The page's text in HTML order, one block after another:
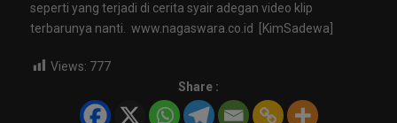
seperti yang terjadi di cerita syair adegan video klip
terbarunya nanti. www.nagaswara.co.id [KimSadewa]
Views: 777
Share :